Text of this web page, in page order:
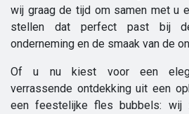
wij graag de tijd om samen met u
stellen dat perfect past bij
onderneming en de smaak van de
Of u nu kiest voor een
verrassende ontdekking uit een
een feestelijke fles bubbels: wij